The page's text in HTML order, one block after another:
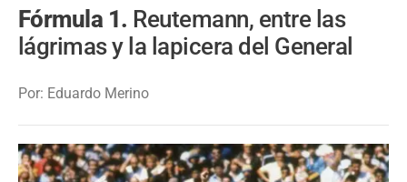
Fórmula 1. Reutemann, entre las
lágrimas y la lapicera del General
Por: Eduardo Merino